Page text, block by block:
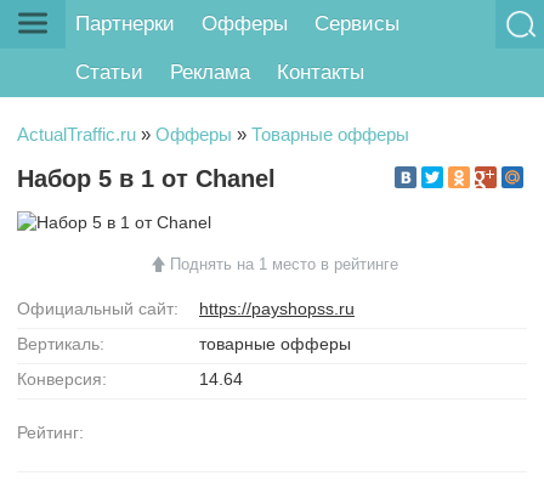
Партнерки Офферы Сервисы
Статьи Реклама Контакты
ActualTraffic.ru » Офферы » Товарные офферы
Набор 5 в 1 от Chanel
Поднять на 1 место в рейтинге
Официальный сайт:
https://payshopss.ru
Вертикаль:
товарные офферы
Конверсия:
14.64
Рейтинг: